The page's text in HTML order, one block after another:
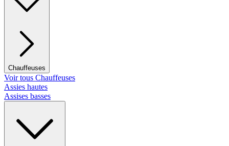
Chauffeuses
Voir tous Chauffeuses
Assies hautes
Assises basses